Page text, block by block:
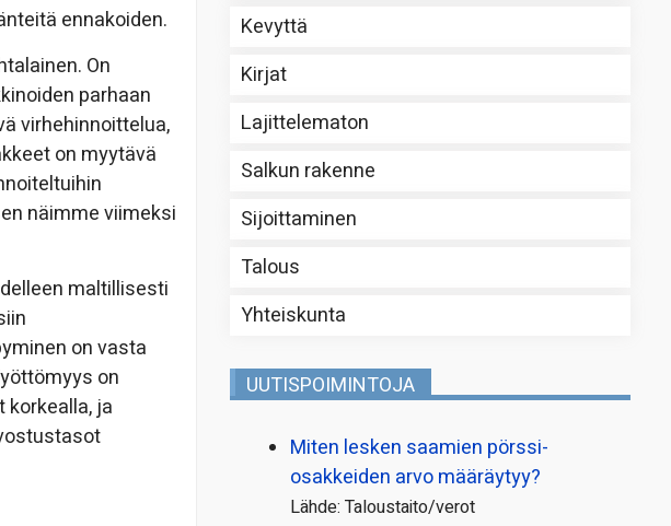
ennakoiden.
On
parhaan
virhehinnoittelua,
on myytävä
näimme viimeksi
maltillisesti
on vasta
on
korkealla, ja
Kevyttä
Kirjat
Lajittelematon
Salkun rakenne
Sijoittaminen
Talous
Yhteiskunta
UUTISPOIMINTOJA
Miten lesken saamien pörssi­
osakkeiden arvo määräytyy?
Lähde: Taloustaito/verot